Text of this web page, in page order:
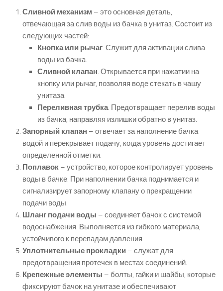
Сливной механизм – это основная деталь,
отвечающая за слив воды из бачка в унитаз. Состоит из
следующих частей:
Кнопка или рычаг. Служит для активации слива
воды из бачка.
Сливной клапан. Открывается при нажатии на
кнопку или рычаг, позволяя воде стекать в чашу
унитаза.
Переливная трубка. Предотвращает перелив воды
из бачка, направляя излишки обратно в унитаз.
Запорный клапан – отвечает за наполнение бачка
водой и перекрывает подачу, когда уровень достигает
определенной отметки.
Поплавок – устройство, которое контролирует уровень
воды в бачке. При наполнении бачка поднимается и
сигнализирует запорному клапану о прекращении
подачи воды.
Шланг подачи воды – соединяет бачок с системой
водоснабжения. Выполняется из гибкого материала,
устойчивого к перепадам давления.
Уплотнительные прокладки – служат для
предотвращения протечек в местах соединений.
Крепежные элементы – болты, гайки и шайбы, которые
фиксируют бачок на унитазе и обеспечивают